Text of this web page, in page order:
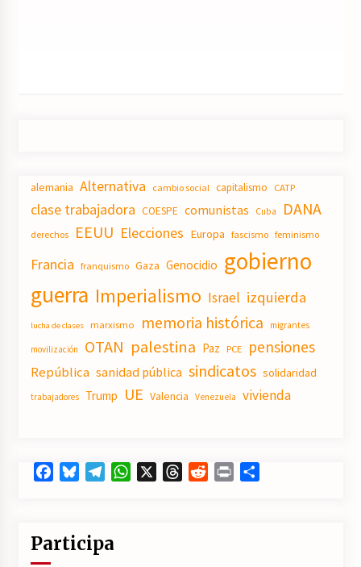
alemania Alternativa cambio social capitalismo CATP
clase trabajadora COESPE comunistas Cuba DANA
derechos EEUU Elecciones Europa fascismo feminismo
Francia franquismo Gaza Genocidio gobierno
guerra Imperialismo Israel izquierda
lucha de clases marxismo memoria histórica migrantes
movilización OTAN palestina Paz PCE pensiones
República sanidad pública sindicatos solidaridad
trabajadores Trump UE Valencia Venezuela vivienda
FacebookBlueskyTelegramWhatsApp ThreadsRedditPrint
Participa